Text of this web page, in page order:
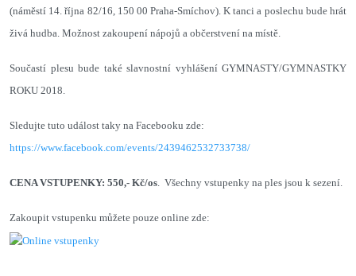
(náměstí 14. října 82/16, 150 00 Praha-Smíchov). K tanci a poslechu bude hrát
živá hudba. Možnost zakoupení nápojů a občerstvení na místě.
Součastí plesu bude také slavnostní vyhlášení GYMNASTY/GYMNASTKY
ROKU 2018.
Sledujte tuto událost taky na Facebooku zde:
https://www.facebook.com/events/2439462532733738/
CENA VSTUPENKY: 550,- Kč/os . Všechny vstupenky na ples jsou k sezení.
Zakoupit vstupenku můžete pouze online zde: